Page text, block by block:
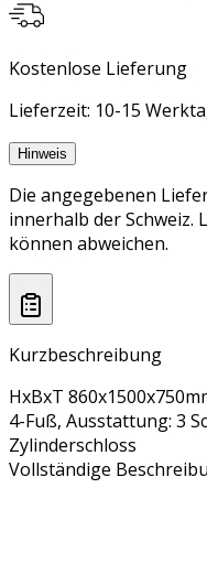
Kostenlose Lieferung
Lieferzeit: 10-15
Hinweis
Die angegebenen
innerhalb der Schweiz.
können abweichen.
Kurzbeschreibung
HxBxT
4-Fuß, Ausstattung: 3
Zylinderschloss
Vollständige